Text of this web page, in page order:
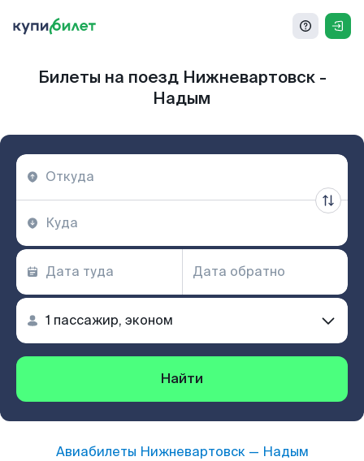
Билеты на поезд Нижневартовск -
Надым
Найти
Авиабилеты Нижневартовск— Надым